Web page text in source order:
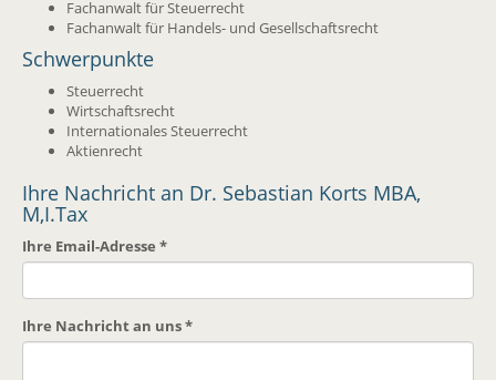
Fachanwalt für Steuerrecht
Fachanwalt für Handels- und Gesellschaftsrecht
Schwerpunkte
Steuerrecht
Wirtschaftsrecht
Internationales Steuerrecht
Aktienrecht
Ihre Nachricht an Dr. Sebastian Korts MBA,
M,I.Tax
Ihre Email-Adresse *
Ihre Nachricht an uns*